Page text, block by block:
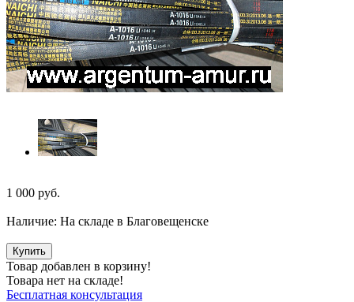
1 000 руб.
Наличие: На складе в Благовещенске
Купить
Товар добавлен в корзину!
Товара нет на складе!
Бесплатная консультация